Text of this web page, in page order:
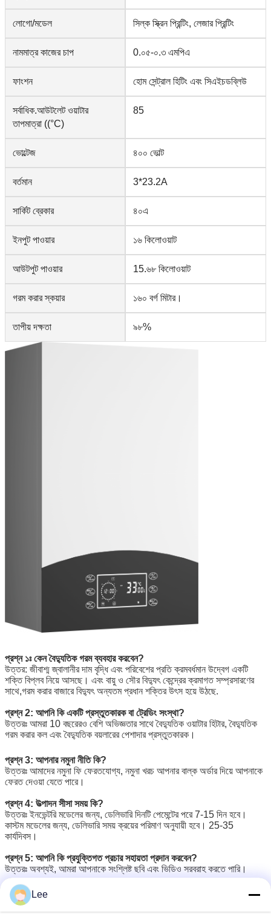
লোগো/মডেল সিল্ক স্ক্রিন প্রিন্টিং, লেজার প্রিন্টিং
নামমাত্র কাজের চাপ 0.০৫-০.৩ এমপিএ
ফাংশন হোম সেন্ট্রাল হিটিং এবং সিএইচডব্লিউ
সর্বাধিক.আউটলেট ওয়াটার
তাপমাত্রা ((°C)
85
ভোল্টেজ ৪০০ ভোল্ট
বর্তমান 3*23.2A
সার্কিট ব্রেকার ৪০এ
ইনপুট পাওয়ার ১৬ কিলোওয়াট
আউটপুট পাওয়ার 15.৬৮ কিলোওয়াট
গরম করার স্কয়ার ১৬০ বর্গ মিটার।
তাপীয় দক্ষতা ৯৮%
প্রশ্ন ১ঃ কেন বৈদ্যুতিক গরম ব্যবহার করবেন?
উত্তর: জীবাশ্ম জ্বালানীর দাম বৃদ্ধি এবং পরিবেশের প্রতি ক্রমবর্ধমান উদ্বেগ একটি
শক্তি বিপ্লব নিয়ে আসছে। এবং বায়ু ও সৌর বিদ্যুৎ কেন্দ্রের ক্রমাগত সম্প্রসারণের
সাথে,গরম করার বাজারে বিদ্যুৎ অন্যতম প্রধান শক্তির উৎস হয়ে উঠছে.
প্রশ্ন 2: আপনি কি একটি প্রস্তুতকারক বা ট্রেডিং সংস্থা?
উত্তরঃ আমরা 10 বছরেরও বেশি অভিজ্ঞতার সাথে বৈদ্যুতিক ওয়াটার হিটার, বৈদ্যুতিক
গরম করার কল এবং বৈদ্যুতিক বয়লারের পেশাদার প্রস্তুতকারক।
প্রশ্ন 3: আপনার নমুনা নীতি কি?
উত্তরঃ আমাদের নমুনা ফি ফেরতযোগ্য, নমুনা খরচ আপনার বাল্ক অর্ডার দিয়ে আপনাকে
ফেরত দেওয়া যেতে পারে।
প্রশ্ন 4: উত্পাদন সীসা সময় কি?
উত্তরঃ ইনভেন্টরি মডেলের জন্য, ডেলিভারি দিনটি পেমেন্টের পরে 7-15 দিন হবে।
কাস্টম মডেলের জন্য, ডেলিভারি সময় ক্রয়ের পরিমাণ অনুযায়ী হবে। 25-35
কার্যদিবস।
প্রশ্ন 5: আপনি কি প্রযুক্তিগত প্রচার সহায়তা প্রদান করবেন?
উত্তরঃ অবশ্যই, আমরা আপনাকে সংশ্লিষ্ট ছবি এবং ভিডিও সরবরাহ করতে পারি।
ট্যাগ:ঘরের গরম করার জন্য বৈদ্যুতিক বয়লার
ইলেকট্রিক কম্বিন বেতল
Lee